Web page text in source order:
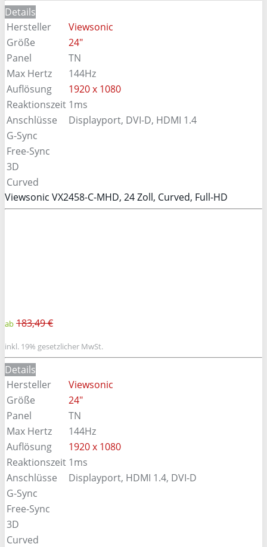
Details
Hersteller
Viewsonic
Größe
24"
Panel
TN
Max Hertz
144Hz
Auflösung
1920 x 1080
Reaktionszeit 1ms
Anschlüsse
Displayport, DVI-D, HDMI 1.4
G-Sync
Free-Sync
3D
Curved
Viewsonic VX2458-C-MHD, 24 Zoll, Curved, Full-HD
ab 183,49 €
inkl. 19% gesetzlicher MwSt.
Details
Hersteller
Viewsonic
Größe
24"
Panel
TN
Max Hertz
144Hz
Auflösung
1920 x 1080
Reaktionszeit 1ms
Anschlüsse
Displayport, HDMI 1.4, DVI-D
G-Sync
Free-Sync
3D
Curved